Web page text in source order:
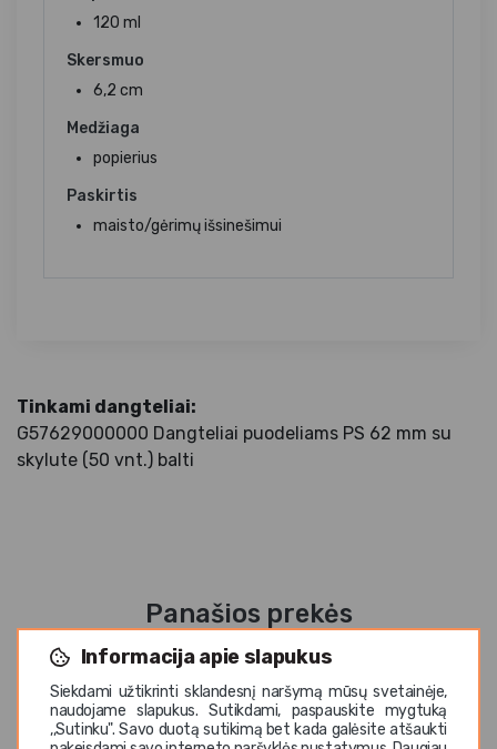
Informacija apie slapukus
Siekdami užtikrinti sklandesnį naršymą mūsų svetainėje,
naudojame slapukus. Sutikdami, paspauskite mygtuką
,,Sutinku". Savo duotą sutikimą bet kada galėsite atšaukti
120 ml
Skersmuo
6,2 cm
Medžiaga
popierius
Paskirtis
maisto/gėrimų išsinešimui
Tinkami dangteliai:
G57629000000 Dangteliai puodeliams PS 62 mm su
skylute (50 vnt.) balti
Panašios prekės